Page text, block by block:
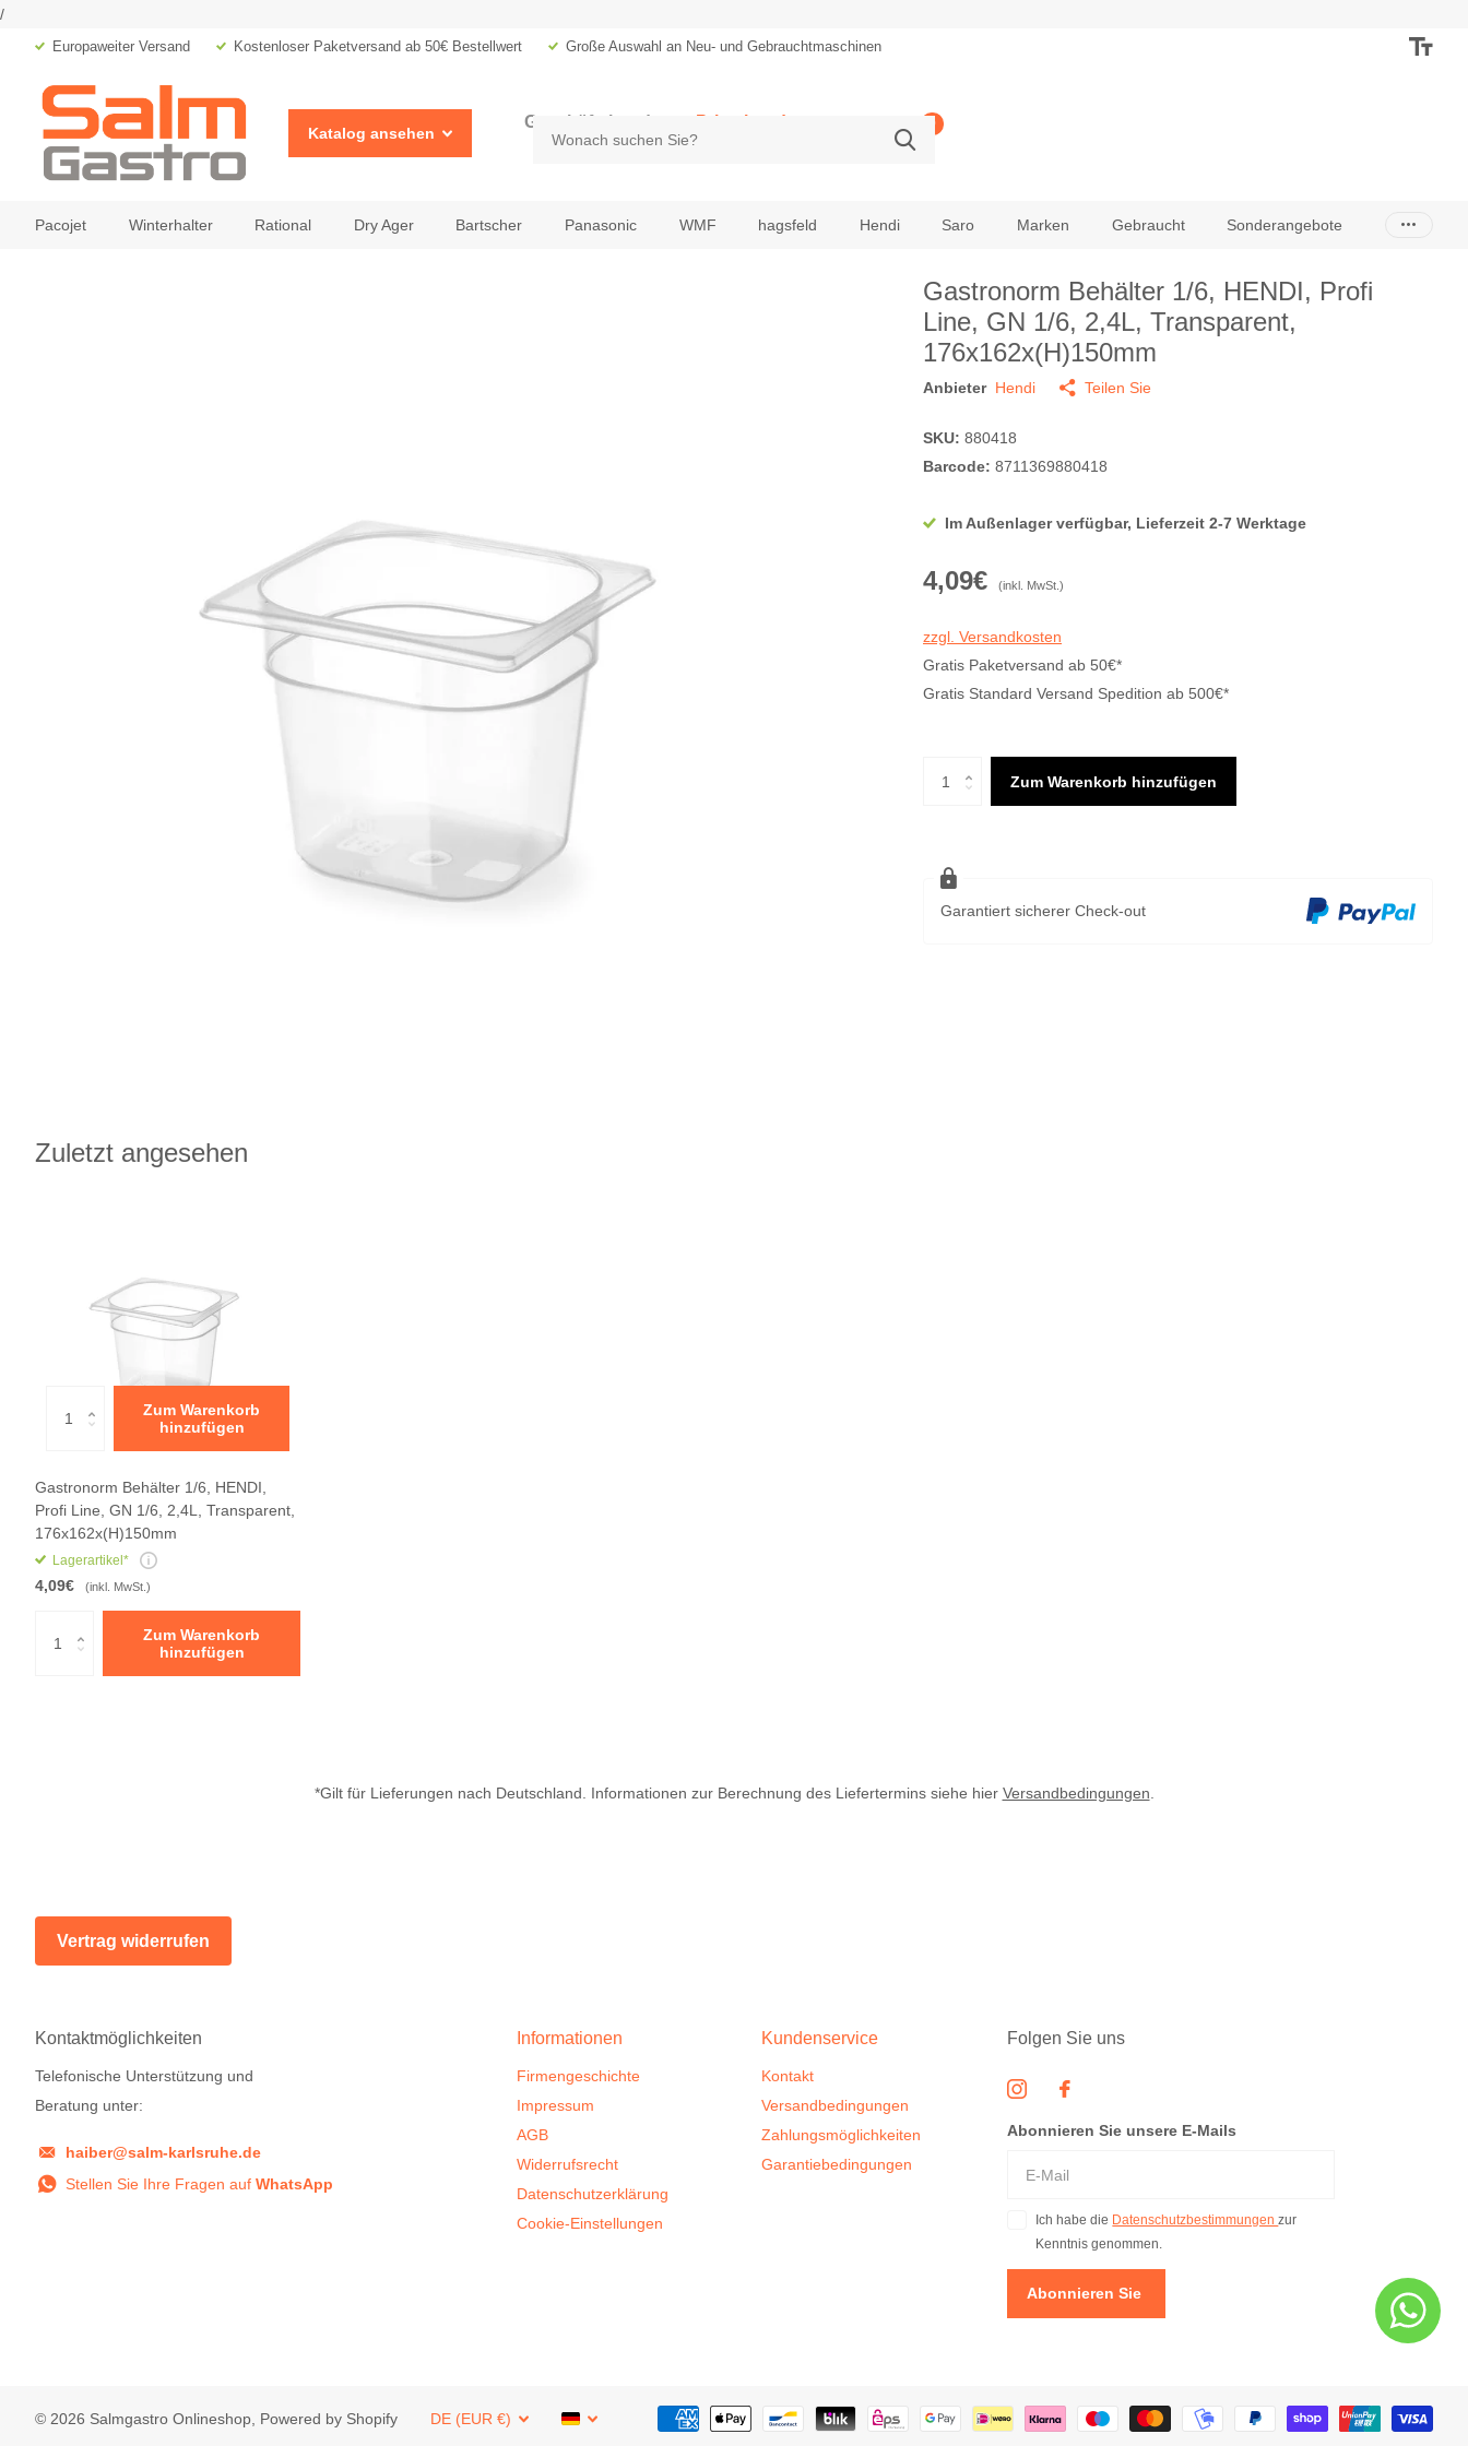
/
Europaweiter Versand Kostenloser Paketversand ab 50€ Bestellwert Große Auswahl an Neu- und Gebrauchtmaschinen
Katalog ansehen
Geschäftskunde
zzgl. MwSt.
Privatkunde 0
Pacojet Winterhalter Rational Dry Ager Bartscher Panasonic WMF hagsfeld Hendi Saro Marken Gebraucht Sonderangebote
Gastronorm Behälter 1/6, HENDI, Profi
Line, GN 1/6, 2,4L, Transparent,
176x162x(H)150mm
Anbieter Hendi Teilen Sie
SKU: 880418
Barcode: 8711369880418
Im Außenlager verfügbar, Lieferzeit 2-7 Werktage
4,09€ (inkl. MwSt.)
zzgl. Versandkosten
Gratis Paketversand ab 50€*
Gratis Standard Versand Spedition ab 500€*
Zum Warenkorb hinzufügen
Garantiert sicherer Check-out
Zuletzt angesehen
Zum Warenkorb
hinzufügen
Gastronorm Behälter 1/6, HENDI,
Profi Line, GN 1/6, 2,4L, Transparent,
176x162x(H)150mm
Lagerartikel*
4,09€ (inkl. MwSt.)
Zum Warenkorb
hinzufügen
*Gilt für Lieferungen nach Deutschland. Informationen zur Berechnung des Liefertermins siehe hier Versandbedingungen.
Vertrag widerrufen
Kontaktmöglichkeiten
Telefonische Unterstützung und
Beratung unter:
haiber@salm-karlsruhe.de
Stellen Sie Ihre Fragen auf WhatsApp
Informationen
Firmengeschichte
Impressum
AGB
Widerrufsrecht
Datenschutzerklärung
Cookie-Einstellungen
Kundenservice
Kontakt
Versandbedingungen
Zahlungsmöglichkeiten
Garantiebedingungen
Folgen Sie uns
Abonnieren Sie unsere E-Mails
Ich habe die Datenschutzbestimmungenzur
Kenntnis genommen.
Abonnieren Sie
© 2026 Salmgastro Onlineshop, Powered by Shopify DE (EUR €)